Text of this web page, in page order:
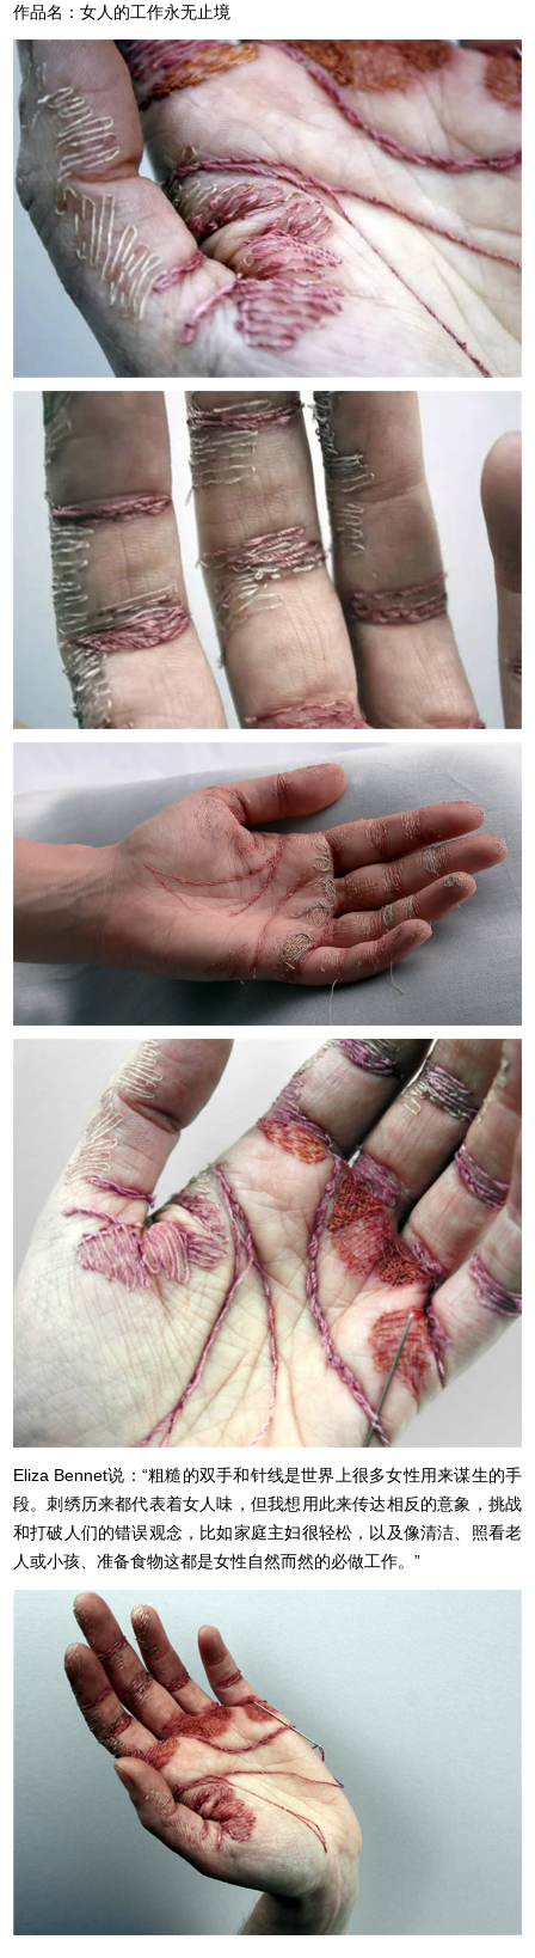
作品名：女人的工作永无止境
Eliza Bennet说：“粗糙的双手和针线是世界上很多女性用来谋生的手
段。刺绣历来都代表着女人味，但我想用此来传达相反的意象，挑战
和打破人们的错误观念，比如家庭主妇很轻松，以及像清洁、照看老
人或小孩、准备食物这都是女性自然而然的必做工作。”